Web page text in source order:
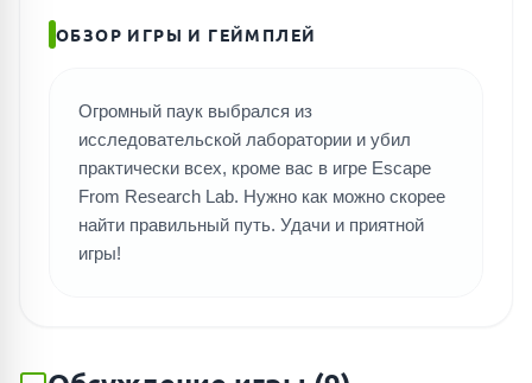
ПОИСК ИГР
ОБЗОР ИГРЫ И ГЕЙМПЛЕЙ
Огромный паук выбрался из
исследовательской лаборатории и убил
практически всех, кроме вас в игре Escape
From Research Lab. Нужно как можно скорее
найти правильный путь. Удачи и приятной
игры!